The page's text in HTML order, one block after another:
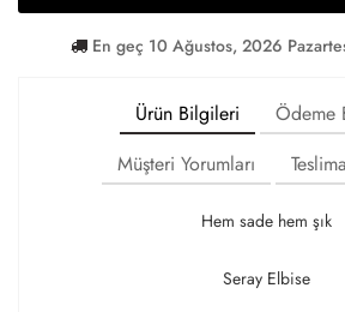
En geç 10 Ağustos, 2026
Ürün Bilgileri
Ödeme
Müşteri Yorumları
Hem sade hem şık
Seray Elbise